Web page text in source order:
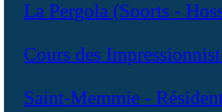
La Pergola (Soorts -
Cours des
Saint-Memmie -